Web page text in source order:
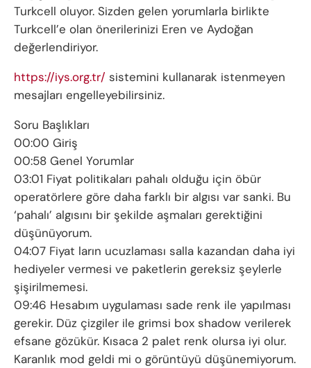
Turkcell oluyor. Sizden gelen yorumlarla birlikte
Turkcell’e olan önerilerinizi Eren ve Aydoğan
değerlendiriyor.
https://iys.org.tr/ sistemini kullanarak istenmeyen
mesajları engelleyebilirsiniz.
Soru Başlıkları
00:00 Giriş
00:58 Genel Yorumlar
03:01 Fiyat politikaları pahalı olduğu için öbür
operatörlere göre daha farklı bir algısı var sanki. Bu
‘pahalı’ algısını bir şekilde aşmaları gerektiğini
düşünüyorum.
04:07 Fiyat ların ucuzlaması salla kazandan daha iyi
hediyeler vermesi ve paketlerin gereksiz şeylerle
şişirilmemesi.
09:46 Hesabım uygulaması sade renk ile yapılması
gerekir. Düz çizgiler ile grimsi box shadow verilerek
efsane gözükür. Kısaca 2 palet renk olursa iyi olur.
Karanlık mod geldi mi o görüntüyü düşünemiyorum.